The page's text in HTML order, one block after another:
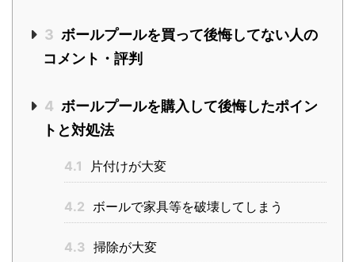
3 ボールプールを買って後悔してない人の
コメント・評判
4 ボールプールを購入して後悔したポイン
トと対処法
4.1 片付けが大変
4.2 ボールで家具等を破壊してしまう
4.3 掃除が大変